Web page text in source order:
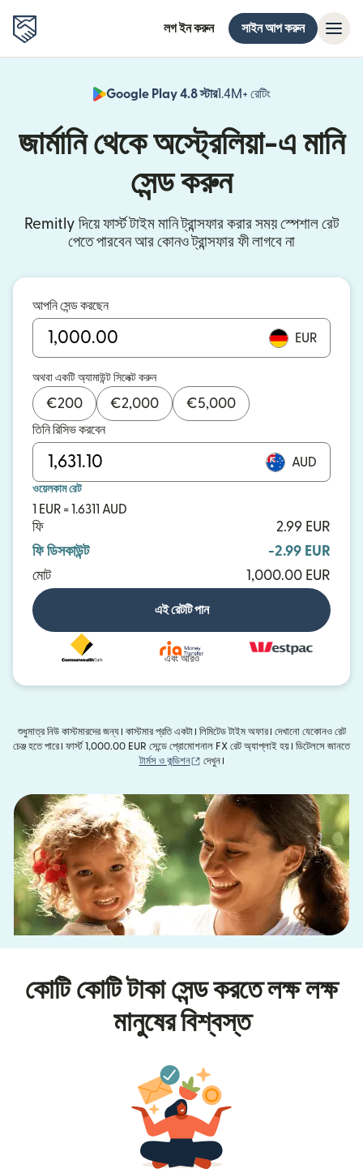
লগ ইন করুন সাইন আপ করুন
Google Play 4.8 স্টার1.4M+ রেটিং
জার্মানি থেকে অস্ট্রেলিয়া-এ মানি
সেন্ড করুন
Remitly দিয়ে ফার্স্ট টাইম মানি ট্রান্সফার করার সময় স্পেশাল রেট
পেতে পারবেন আর কোনও ট্রান্সফার ফী লাগবে না
আপনি সেন্ড করছেন
EUR
অথবা একটি অ্যামাউন্ট সিলেক্ট করুন
€200 €2,000 €5,000
তিনি রিসিভ করবেন
AUD
ওয়েলকাম রেট
1 EUR = 1.6311 AUD
ফি
2.99 EUR
ফি ডিসকাউন্ট
-2.99 EUR
মোট
1,000.00 EUR
এই রেটটি পান
এবং আরও
শুধুমাত্র নিউ কাস্টমারদের জন্য। কাস্টমার প্রতি একটা। লিমিটেড টাইম অফার। দেখানো যেকোনও রেট
চেঞ্জ হতে পারে। ফার্স্ট 1,000.00 EUR সেন্ডে প্রোমোশনাল FX রেট অ্যাপ্লাই হয়। ডিটেলসে জানতে
টার্মস ও কন্ডিশন
(নতুন উইন্ডোতে খুলবে)
দেখুন।
কোটি কোটি টাকা সেন্ড করতে লক্ষ লক্ষ
মানুষের বিশ্বস্ত